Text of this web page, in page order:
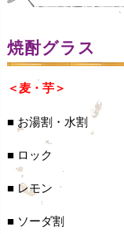
焼酎グラス
＜麦・芋＞
■ お湯割・水割
■ ロック
■ レモン
■ ソーダ割